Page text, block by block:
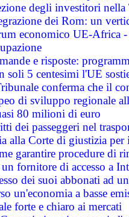
degli investitori
dei Rom: un
economico UE-Africa -
e risposte:
soli 5 centesimi l'UE
conferma che il
di sviluppo regionale
80 milioni di euro
dei passeggeri nel
alla Corte di giustizia
garantire procedure di
fornitore di accesso a
dei suoi abbonati ad
un'economia a basse
forte e chiaro ai mercati